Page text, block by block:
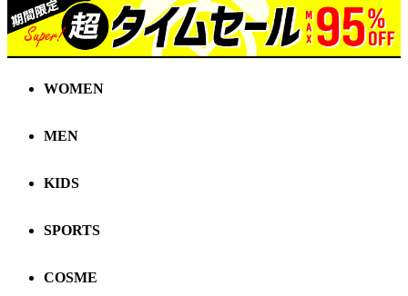
WOMEN
MEN
KIDS
SPORTS
COSME